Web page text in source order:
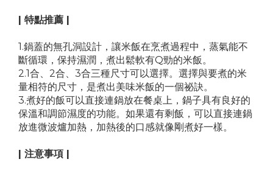
| 特點推薦 |
1.鍋蓋的無孔洞設計，讓米飯在烹煮過程中，蒸氣能不
斷循環，保持濕潤，煮出鬆軟有Q勁的米飯。
2.1合、2合、3合三種尺寸可以選擇。選擇與要煮的米
量相符的尺寸，是煮出美味米飯的一個祕訣。
3.煮好的飯可以直接連鍋放在餐桌上，鍋子具有良好的
保溫和調節濕度的功能。如果還有剩飯，可以直接連鍋
放進微波爐加熱，加熱後的口感就像剛煮好一樣。
| 注意事項 |